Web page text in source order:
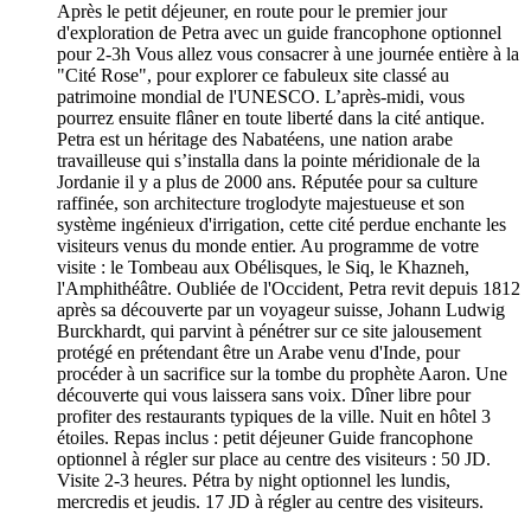
Après le petit déjeuner, en route pour le premier jour
d'exploration de Petra avec un guide francophone optionnel
pour 2-3h Vous allez vous consacrer à une journée entière à la
"Cité Rose", pour explorer ce fabuleux site classé au
patrimoine mondial de l'UNESCO. L’après-midi, vous
pourrez ensuite flâner en toute liberté dans la cité antique.
Petra est un héritage des Nabatéens, une nation arabe
travailleuse qui s’installa dans la pointe méridionale de la
Jordanie il y a plus de 2000 ans. Réputée pour sa culture
raffinée, son architecture troglodyte majestueuse et son
système ingénieux d'irrigation, cette cité perdue enchante les
visiteurs venus du monde entier. Au programme de votre
visite : le Tombeau aux Obélisques, le Siq, le Khazneh,
l'Amphithéâtre. Oubliée de l'Occident, Petra revit depuis 1812
après sa découverte par un voyageur suisse, Johann Ludwig
Burckhardt, qui parvint à pénétrer sur ce site jalousement
protégé en prétendant être un Arabe venu d'Inde, pour
procéder à un sacrifice sur la tombe du prophète Aaron. Une
découverte qui vous laissera sans voix. Dîner libre pour
profiter des restaurants typiques de la ville. Nuit en hôtel 3
étoiles. Repas inclus : petit déjeuner Guide francophone
optionnel à régler sur place au centre des visiteurs : 50 JD.
Visite 2-3 heures. Pétra by night optionnel les lundis,
mercredis et jeudis. 17 JD à régler au centre des visiteurs.